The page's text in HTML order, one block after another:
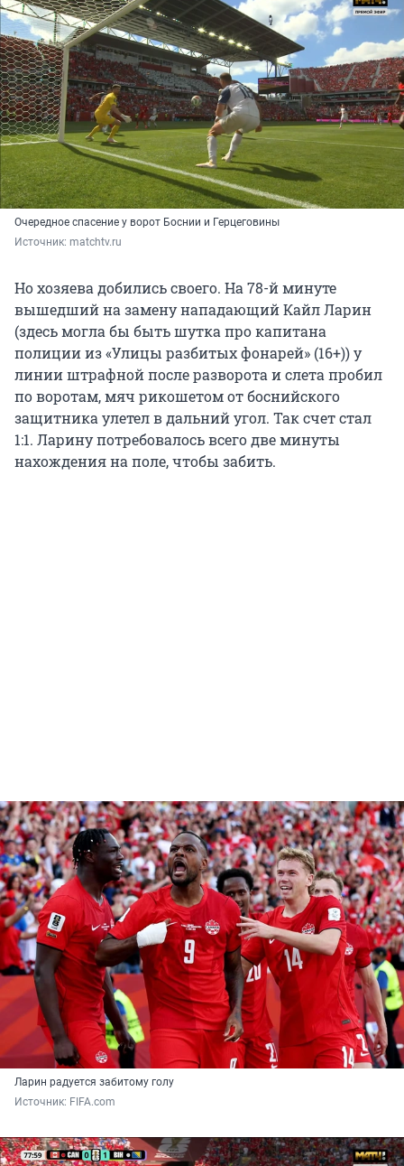
Очередное спасение у ворот Боснии и Герцеговины
Источник: matchtv.ru
Но хозяева добились своего. На 78-й минуте
вышедший на замену нападающий Кайл Ларин
(здесь могла бы быть шутка про капитана
полиции из «Улицы разбитых фонарей» (16+)) у
линии штрафной после разворота и слета пробил
по воротам, мяч рикошетом от боснийского
защитника улетел в дальний угол. Так счет стал
1:1. Ларину потребовалось всего две минуты
нахождения на поле, чтобы забить.
Ларин радуется забитому голу
Источник: FIFA.com